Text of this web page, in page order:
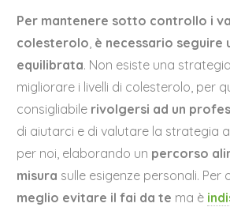
Per mantenere sotto controllo i
colesterolo, è necessario seguire
equilibrata. Non esiste una
migliorare i livelli di colesterolo, per
consigliabile rivolgersi ad un
di aiutarci e di valutare la strategia
per noi, elaborando un percorso
misura sulle esigenze personali. Per
meglio evitare il fai da te ma è